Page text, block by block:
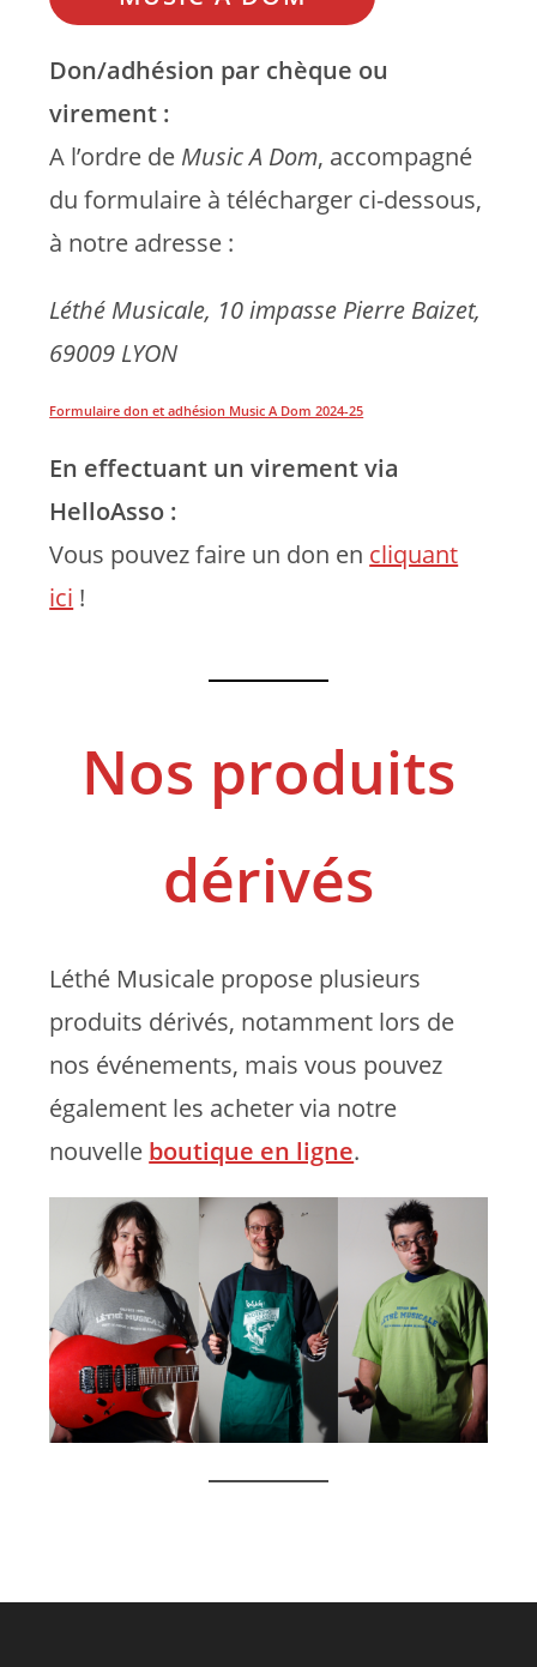
Don/adhésion par chèque ou
virement :
A l’ordre de Music A Dom, accompagné
du formulaire à télécharger ci-dessous,
à notre adresse :
Léthé Musicale, 10 impasse Pierre Baizet,
69009 LYON
Formulaire don et adhésion Music A Dom 2024-25
En effectuant un virement via
HelloAsso :
Vous pouvez faire un don en cliquant
ici !
Nos produits
dérivés
Léthé Musicale propose plusieurs
produits dérivés, notamment lors de
nos événements, mais vous pouvez
également les acheter via notre
nouvelle boutique en ligne.